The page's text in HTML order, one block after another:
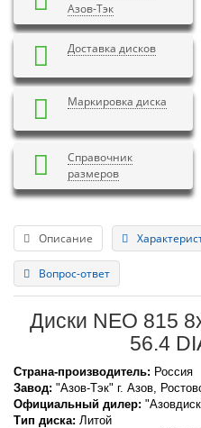
Азов-Тэк
Доставка дисков
Маркировка диска
Справочник
размеров
Описание
Вопрос-ответ
Диски NEO 815
56.4
Страна-производитель: Россия
Завод: "Азов-Тэк" г. Азов,
Официальный дилер:
Тип диска: Литой